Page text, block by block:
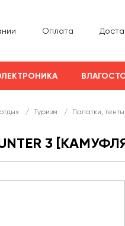
Оплата
/ Туризм / Палатки,
3